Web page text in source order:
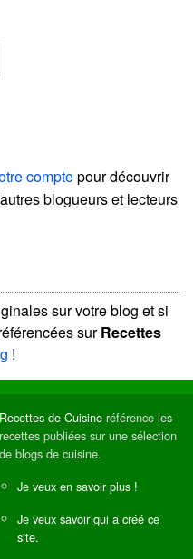
comptepour découvrir
blogueurs et lecteurs
sur votre blog et si
surRecettes
!
Recettes de Cuisine référence les
recettes publiées sur une sélection
de blogs de cuisine.
Je veux en savoir plus !
Je veux savoir qui a créé ce
site.